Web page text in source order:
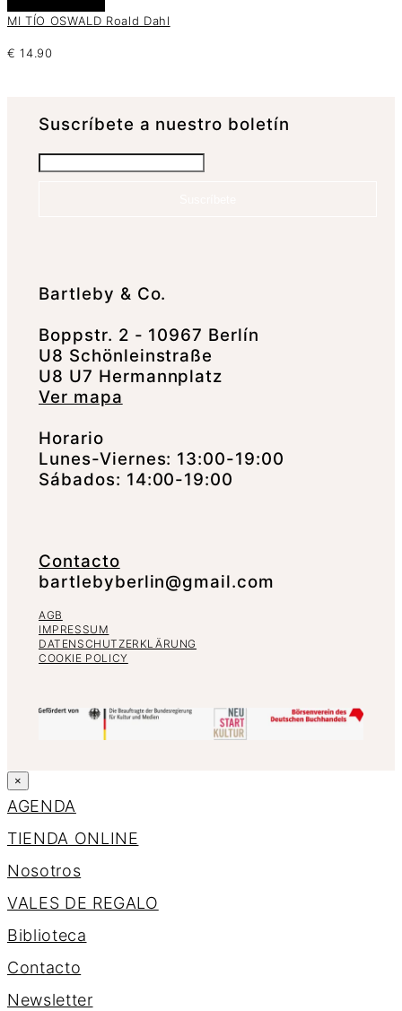
MI TÍO OSWALD Roald Dahl
€ 14.90
Suscrí­bete a nuestro boletín
Bartleby & Co.
Boppstr. 2 - 10967 Berlín
U8 Schönleinstraße
U8 U7 Hermannplatz
Ver mapa
Horario
Lunes-Viernes: 13:00-19:00
Sábados: 14:00-19:00
Contacto
bartlebyberlin@gmail.com
AGB
IMPRESSUM
DATENSCHUTZERKLÄRUNG
COOKIE POLICY
×
AGENDA
TIENDA ONLINE
Nosotros
VALES DE REGALO
Biblioteca
Contacto
Newsletter